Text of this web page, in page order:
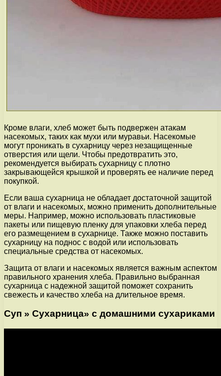
Кроме влаги, хлеб может быть подвержен атакам
насекомых, таких как мухи или муравьи. Насекомые
могут проникать в сухарницу через незащищенные
отверстия или щели. Чтобы предотвратить это,
рекомендуется выбирать сухарницу с плотно
закрывающейся крышкой и проверять ее наличие перед
покупкой.
Если ваша сухарница не обладает достаточной защитой
от влаги и насекомых, можно применить дополнительные
меры. Например, можно использовать пластиковые
пакеты или пищевую пленку для упаковки хлеба перед
его размещением в сухарнице. Также можно поставить
сухарницу на поднос с водой или использовать
специальные средства от насекомых.
Защита от влаги и насекомых является важным аспектом
правильного хранения хлеба. Правильно выбранная
сухарница с надежной защитой поможет сохранить
свежесть и качество хлеба на длительное время.
Суп » Сухарница» с домашними сухариками